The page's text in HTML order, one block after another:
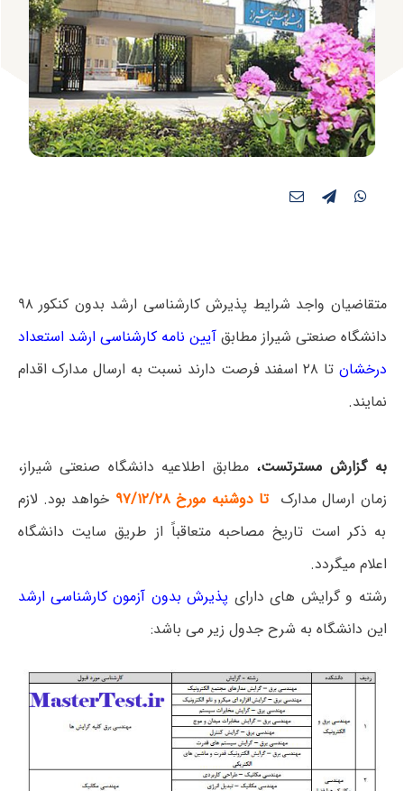
متقاضیان واجد شرایط پذیرش کارشناسی ارشد بدون کنکور ۹۸
دانشگاه صنعتی شیراز مطابق آیین نامه کارشناسی ارشد استعداد
درخشان
تا ۲۸ اسفند فرصت دارند نسبت به ارسال مدارک اقدام
نمایند.
به گزارش مسترتست، مطابق اطلاعیه دانشگاه صنعتی شیراز،
زمان ارسال مدارکتا دوشنبه مورخ ۹۷/۱۲/۲۸
خواهد بود. لازم
به ذکر است تاریخ مصاحبه متعاقباً از طریق سایت دانشگاه
اعلام میگردد.
رشته و گرایش های دارای پذیرش بدون آزمون کارشناسی ارشد
این دانشگاه به شرح جدول زیر می باشد: